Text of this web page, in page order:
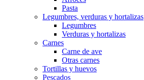
Pasta
Legumbres, verduras y hortalizas
Legumbres
Verduras y hortalizas
Carnes
Carne de ave
Otras carnes
Tortillas y huevos
Pescados